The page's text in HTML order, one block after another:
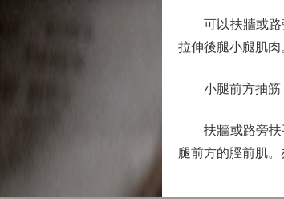
可以扶牆或路旁
拉伸後腿小腿肌肉
小腿前方抽筋
扶牆或路旁扶手
腿前方的脛前肌。